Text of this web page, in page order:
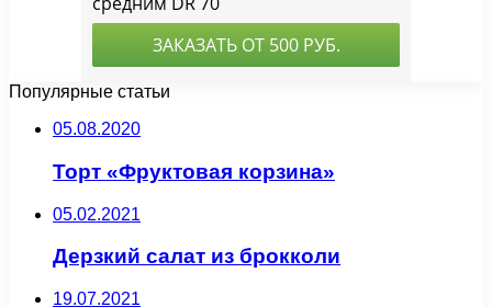
Популярные статьи
05.08.2020
Торт «Фруктовая корзина»
05.02.2021
Дерзкий салат из брокколи
19.07.2021